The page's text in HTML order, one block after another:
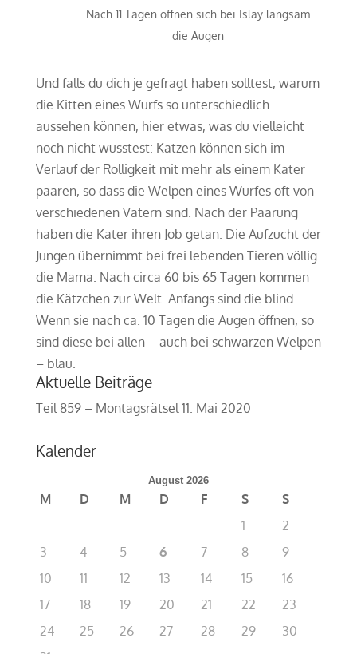
Nach 11 Tagen öffnen sich bei Islay langsam
die Augen
Und falls du dich je gefragt haben solltest, warum
die Kitten eines Wurfs so unterschiedlich
aussehen können, hier etwas, was du vielleicht
noch nicht wusstest: Katzen können sich im
Verlauf der Rolligkeit mit mehr als einem Kater
paaren, so dass die Welpen eines Wurfes oft von
verschiedenen Vätern sind. Nach der Paarung
haben die Kater ihren Job getan. Die Aufzucht der
Jungen übernimmt bei frei lebenden Tieren völlig
die Mama. Nach circa 60 bis 65 Tagen kommen
die Kätzchen zur Welt. Anfangs sind die blind.
Wenn sie nach ca. 10 Tagen die Augen öffnen, so
sind diese bei allen – auch bei schwarzen Welpen
– blau.
Aktuelle Beiträge
Teil 859 – Montagsrätsel 11. Mai 2020
Kalender
August 2026
M D M D F S
S
1
2
3
4 5 6 7 8
9
10
11 12 13 14 15
16
17
18 19 20 21 22
23
24
25 26 27 28 29
30